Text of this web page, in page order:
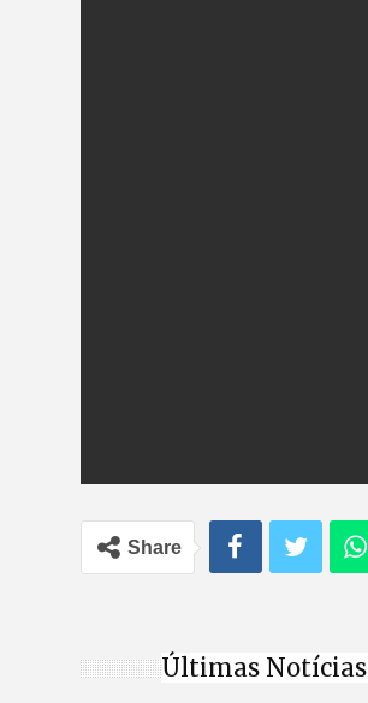
Share
Últimas Notícias